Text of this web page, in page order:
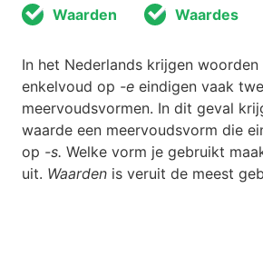
Waarden Waardes
In het Nederlands krijgen woorden
enkelvoud op -e eindigen vaak
meervoudsvormen. In dit geval
waarde een meervoudsvorm die
op -s. Welke vorm je gebruikt
uit. Waarden is veruit de meest